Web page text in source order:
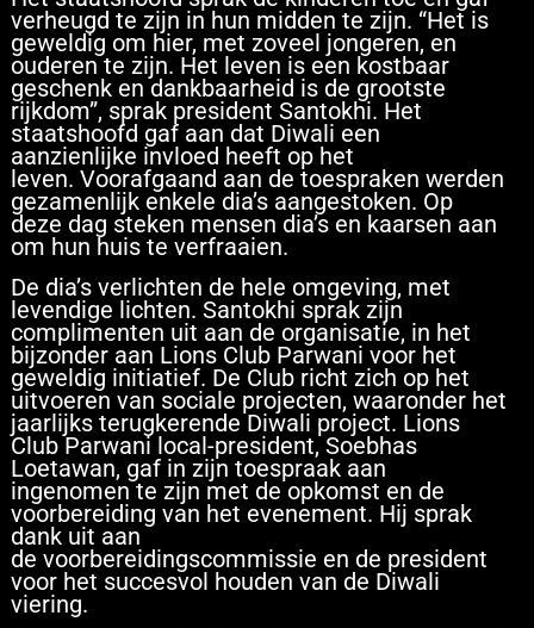
verheugd te zijn in hun midden te zijn. “Het is
geweldig om hier, met zoveel jongeren, en
ouderen te zijn. Het leven is een kostbaar
geschenk en dankbaarheid is de grootste
rijkdom”, sprak president Santokhi. Het
staatshoofd gaf aan dat Diwali een
aanzienlijke invloed heeft op het
leven. Voorafgaand aan de toespraken werden
gezamenlijk enkele dia’s aangestoken. Op
deze dag steken mensen dia’s en kaarsen aan
om hun huis te verfraaien.
De dia’s verlichten de hele omgeving, met
levendige lichten. Santokhi sprak zijn
complimenten uit aan de organisatie, in het
bijzonder aan Lions Club Parwani voor het
geweldig initiatief. De Club richt zich op het
uitvoeren van sociale projecten, waaronder het
jaarlijks terugkerende Diwali project. Lions
Club Parwani local-president, Soebhas
Loetawan, gaf in zijn toespraak aan
ingenomen te zijn met de opkomst en de
voorbereiding van het evenement. Hij sprak
dank uit aan
de voorbereidingscommissie en de president
voor het succesvol houden van de Diwali
viering.